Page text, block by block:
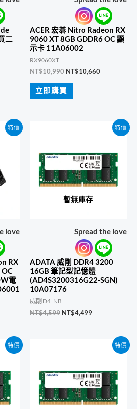
二
ACER 宏碁 Nitro Radeon RX
9060 XT 8GB GDDR6 OC 顯
示卡 11A06002
RX9060XT
NT$10,990 原
價
格：
NT$10,660目
立即購買
特價
love
RX
OC
電
。
特價
暫無庫存
Spread the love
ADATA 威剛 DDR4 3200
16GB 筆記型記憶體
(AD4S3200316G22-SGN)
10A07176
威剛 D4_NB
NT$4,599 原
NT$4,499目
NT$4,499。
特價 特價